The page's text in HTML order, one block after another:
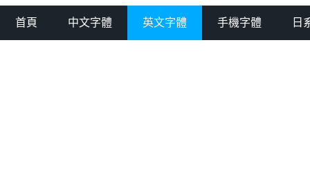
首頁 中文字體 英文字體 手機字體 日